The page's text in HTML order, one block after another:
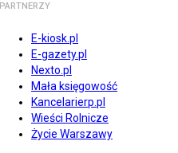
PARTNERZY
E-kiosk.pl
E-gazety.pl
Nexto.pl
Mała księgowość
Kancelarierp.pl
Wieści Rolnicze
Życie Warszawy